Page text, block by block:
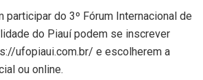
do 3º Fórum Internacional de
do Piauí podem se inscrever
ufopiaui.com.br/ e escolherem a
ou online.